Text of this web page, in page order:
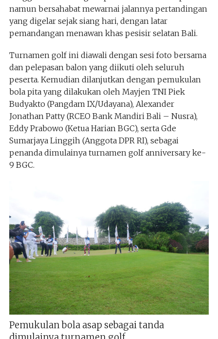
namun bersahabat mewarnai jalannya pertandingan
yang digelar sejak siang hari, dengan latar
pemandangan menawan khas pesisir selatan Bali.
Turnamen golf ini diawali dengan sesi foto bersama
dan pelepasan balon yang diikuti oleh seluruh
peserta. Kemudian dilanjutkan dengan pemukulan
bola pita yang dilakukan oleh Mayjen TNI Piek
Budyakto (Pangdam IX/Udayana), Alexander
Jonathan Patty (RCEO Bank Mandiri Bali – Nusra),
Eddy Prabowo (Ketua Harian BGC), serta Gde
Sumarjaya Linggih (Anggota DPR RI), sebagai
penanda dimulainya turnamen golf anniversary ke-
9 BGC.
Pemukulan bola asap sebagai tanda